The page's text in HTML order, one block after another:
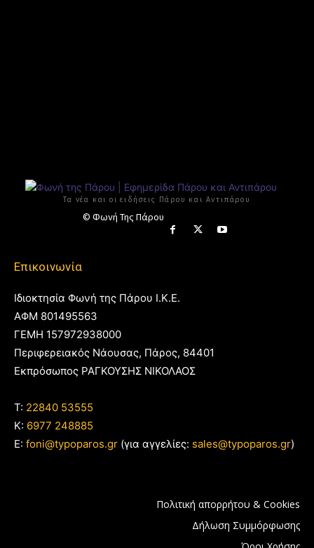
Τα νέα και οι ειδήσεις Πάρου και Αντιπάρου
© Φωνή Της Πάρου
Επικοινωνία
Ιδιοκτησία Φωνή της Πάρου Ι.Κ.Ε.
ΑΦΜ 801495563
ΓΕΜΗ 157972938000
Περιφερειακός Νάουσας, Πάρος, 84401
Εκπρόσωπος ΡΑΓΚΟΥΣΗΣ ΝΙΚΟΛΑΟΣ
T: 22840 53555
Κ: 6977 248885
E: foni@typoparos.gr (για αγγελίες: sales@typoparos.gr)
Πολιτική απορρήτου & Cookies
Δήλωση Συμμόρφωσης